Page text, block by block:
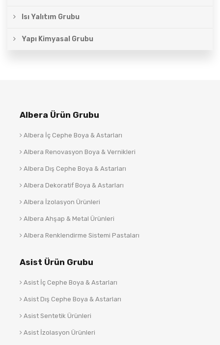
Isı Yalıtım Grubu
Yapı Kimyasal Grubu
Albera Ürün Grubu
Albera İç Cephe Boya & Astarları
Albera Renovasyon Boya & Vernikleri
Albera Dış Cephe Boya & Astarları
Albera Dekoratif Boya & Astarları
Albera İzolasyon Ürünleri
Albera Ahşap & Metal Ürünleri
Albera Renklendirme Sistemi Pastaları
Asist Ürün Grubu
Asist İç Cephe Boya & Astarları
Asist Dış Cephe Boya & Astarları
Asist Sentetik Ürünleri
Asist İzolasyon Ürünleri